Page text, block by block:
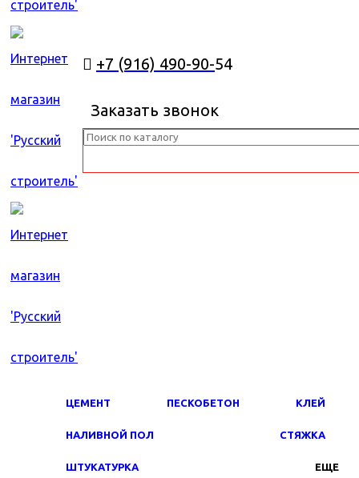
+7 (916) 490-90-54
Заказать звонок
ЦЕМЕНТ ПЕСКОБЕТОН КЛЕЙ
НАЛИВНОЙ ПОЛ СТЯЖКА
ШТУКАТУРКА ЕЩЕ